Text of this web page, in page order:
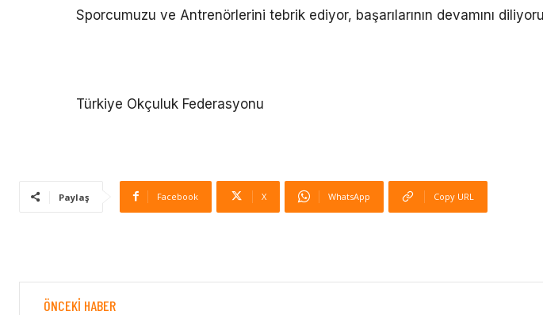
Sporcumuzu ve Antrenörlerini tebrik ediyor, başarılarının devamını
Türkiye Okçuluk Federasyonu
Paylaş Facebook X WhatsApp Copy URL
ÖNCEKI HABER